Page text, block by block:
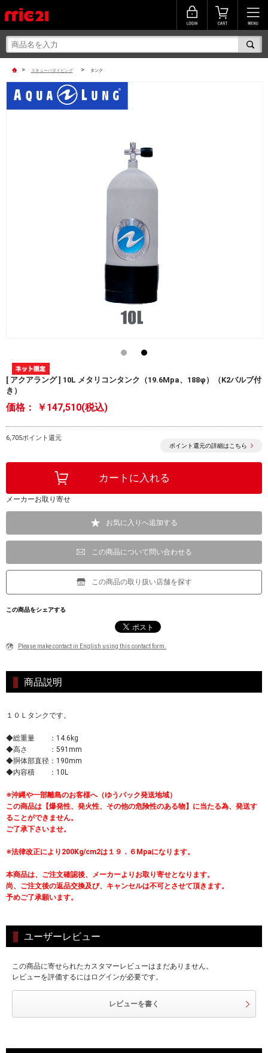
> スキューバダイビング > タンク
[ アクアラング ] 10L メタリコンタンク（19.6Mpa、188φ）（K2バルブ付
き）
価格： ￥147,510(税込)
6,705ポイント還元
ポイント還元の詳細はこちら
メーカーお取り寄せ
お気に入りへ追加する
この商品について問い合わせる
この商品の取り扱い店舗を探す
この商品をシェアする
Please make contact in English using this contact form.
商品説明
１０Ｌタンクです。
◆総重量 ：14.6kg
◆高さ ：591mm
◆胴体部直径：190mm
◆内容積 ：10L
※沖縄や一部離島のお客様へ（ゆうパック発送地域）
この商品は【爆発性、発火性、その他の危険性のある物】に当たる為、発送す
ることができません。
ご了承下さいませ。
※法律改正により200Kg/cm2は１９．６Mpaになります。
本商品は、ご注文確認後、メーカーよりお取り寄せとなります。
尚、ご注文後の返品交換及び、キャンセルは不可とさせて頂きます。
予めご了承願います。
ユーザーレビュー
この商品に寄せられたカスタマーレビューはまだありません。
レビューを評価するにはログインが必要です。
レビューを書く